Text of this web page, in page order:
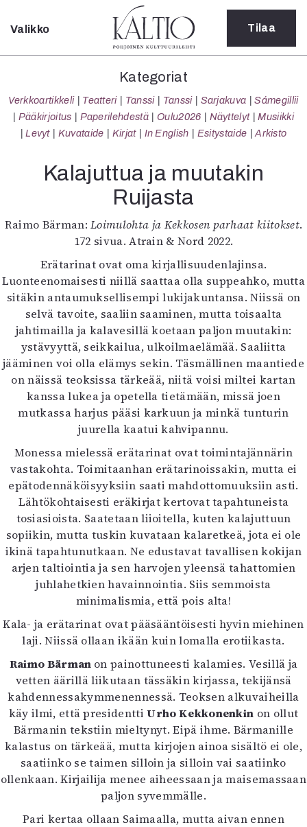
Sulje
Kategoriat
Verkkoartikkeli
Teatteri
Tanssi
Sarjakuva
Sámegillii
Pääkirjoitus
Oulu2026
Näyttelyt
Musiikki
Levyt
Kuvataide
Kirjat
In English
Esitystaide
Arkisto
Lehdet
4/2026
2–3/2026
1/2026
6/2025
5/2025 saame
5/2025
Lehtiarkisto
Info
Tilaus ja irtonumerot
Yhteistyössä
Mediatiedot
Kaltio ry
Valikko Tilaa
Kategoriat
Verkkoartikkeli Teatteri Tanssi Tanssi Sarjakuva
Sámegillii
Pääkirjoitus
Paperilehdestä Oulu2026 Näyttelyt
Musiikki
Levyt
Kuvataide Kirjat In English Esitystaide Arkisto
Kalajuttua ja muutakin
Ruijasta
Raimo Bärman:Loimulohta ja Kekkosen parhaat kiitokset.
172 sivua. Atrain & Nord 2022.
Erätarinat ovat oma kirjallisuudenlajinsa.
Luonteenomaisesti niillä saattaa olla suppeahko, mutta
sitäkin antaumuksellisempi lukijakuntansa. Niissä on
selvä tavoite, saaliin saaminen, mutta toisaalta
jahtimailla ja kalavesillä koetaan paljon muutakin:
ystävyyttä, seikkailua, ulkoilmaelämää. Saaliitta
jääminen voi olla elämys sekin. Täsmällinen maantiede
on näissä teoksissa tärkeää, niitä voisi miltei kartan
kanssa lukea ja opetella tietämään, missä joen
mutkassa harjus pääsi karkuun ja minkä tunturin
juurella kaatui kahvipannu.
Monessa mielessä erätarinat ovat toimintajännärin
vastakohta. Toimitaanhan erätarinoissakin, mutta ei
epätodennäköisyyksiin saati mahdottomuuksiin asti.
Lähtökohtaisesti eräkirjat kertovat tapahtuneista
tosiasioista. Saatetaan liioitella, kuten kalajuttuun
sopiikin, mutta tuskin kuvataan kalaretkeä, jota ei ole
ikinä tapahtunutkaan. Ne edustavat tavallisen kokijan
arjen taltiointia ja sen harvojen yleensä tahattomien
juhlahetkien havainnointia. Siis semmoista
minimalismia, että pois alta!
Kala- ja erätarinat ovat pääsääntöisesti hyvin miehinen
laji. Niissä ollaan ikään kuin lomalla erotiikasta.
Raimo Bärman on painottuneesti kalamies. Vesillä ja
vetten äärillä liikutaan tässäkin kirjassa, tekijänsä
kahdennessakymmenennessä. Teoksen alkuvaiheilla
käy ilmi, että presidenttiUrho Kekkonenkin on ollut
Bärmanin tekstiin mieltynyt. Eipä ihme. Bärmanille
kalastus on tärkeää, mutta kirjojen ainoa sisältö ei ole,
saatiinko se taimen silloin ja silloin vai saatiinko
ollenkaan. Kirjailija menee aiheessaan ja maisemassaan
paljon syvemmälle.
Pari kertaa ollaan Saimaalla, mutta aivan ennen